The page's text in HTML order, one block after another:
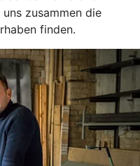
zusammen die
finden.